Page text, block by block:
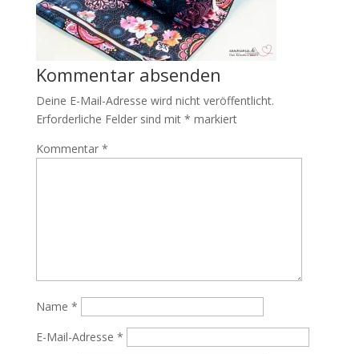
Kommentar absenden
Deine E-Mail-Adresse wird nicht veröffentlicht.
Erforderliche Felder sind mit * markiert
Kommentar *
Name *
E-Mail-Adresse *